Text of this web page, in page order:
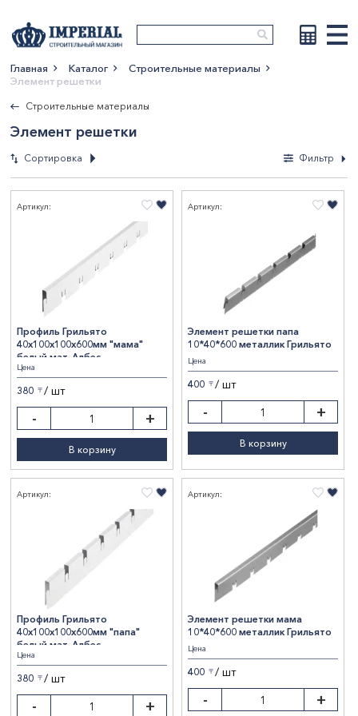
Главная Каталог
Строительные материалы
Элемент решетки
Строительные материалы
Элемент решетки
Фильтр
Сортировка
По возрастанию
По убыванию цены
По наименованию
Оцинкованная сталь
Длина, мм
600 4
СтранаПроисхождения
РОССИЯ 4
Применение
Общественные помещения 4
Бренд
Албес Показать результаты
Артикул:
Профиль Грильято
40х100х100х600мм "мама"
белый мат. Албес
Цена
380 〒 / шт
- +
В корзину
Артикул:
Элемент решетки папа
10*40*600 металлик Грильято
Цена
400 〒 / шт
- +
В корзину
Артикул:
Профиль Грильято
40х100х100х600мм "папа"
белый мат. Албес
Цена
380 〒 / шт
- +
Артикул:
Элемент решетки мама
10*40*600 металлик Грильято
Цена
400 〒 / шт
- +